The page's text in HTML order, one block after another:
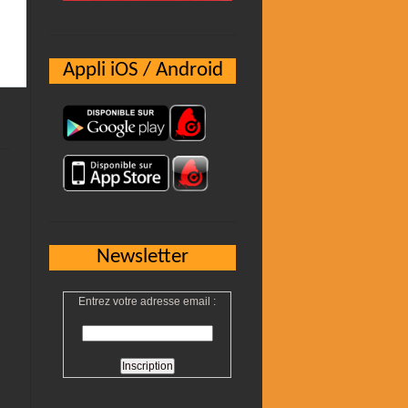
Appli iOS / Android
Newsletter
Entrez votre adresse email :